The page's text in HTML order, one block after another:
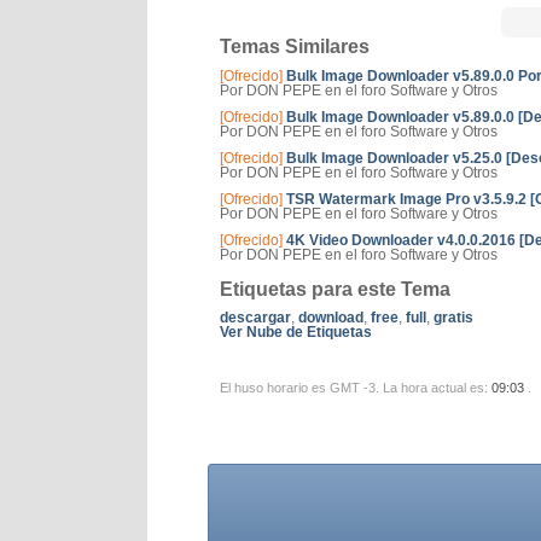
Temas Similares
[Ofrecido] Bulk Image Downloader v5.89.0.0
Por DON PEPE en el foro Software y Otros
[Ofrecido] Bulk Image Downloader v5.89.0.0
Por DON PEPE en el foro Software y Otros
[Ofrecido] Bulk Image Downloader v5.25.0
Por DON PEPE en el foro Software y Otros
[Ofrecido] TSR Watermark Image Pro v3.5.9.2
Por DON PEPE en el foro Software y Otros
[Ofrecido] 4K Video Downloader v4.0.0.2016
Por DON PEPE en el foro Software y Otros
Etiquetas para este Tema
descargar, download , free, full , gratis
Ver Nube de Etiquetas
El huso horario es GMT -3. La hora actual es: 09:03